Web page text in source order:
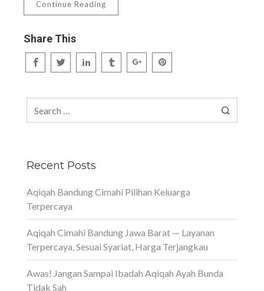
Continue Reading
Share This
Recent Posts
Aqiqah Bandung Cimahi Pilihan Keluarga
Terpercaya
Aqiqah Cimahi Bandung Jawa Barat — Layanan
Terpercaya, Sesuai Syariat, Harga Terjangkau
Awas! Jangan Sampai Ibadah Aqiqah Ayah Bunda
Tidak Sah